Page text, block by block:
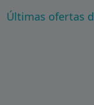
Últimas ofertas